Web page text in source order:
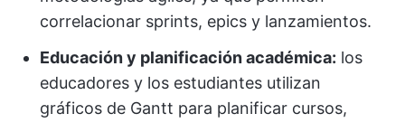
correlacionar sprints, epics y lanzamientos.
Educación y planificación académica: los
educadores y los estudiantes utilizan
gráficos de Gantt para planificar cursos,